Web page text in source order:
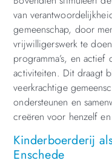
van
gemeenschap, door
vrijwilligerswerk te
programma’s, en actief
activiteiten. Dit draagt
veerkrachtige
ondersteunen en
creëren voor henzelf
Kinderboerderij
Enschede